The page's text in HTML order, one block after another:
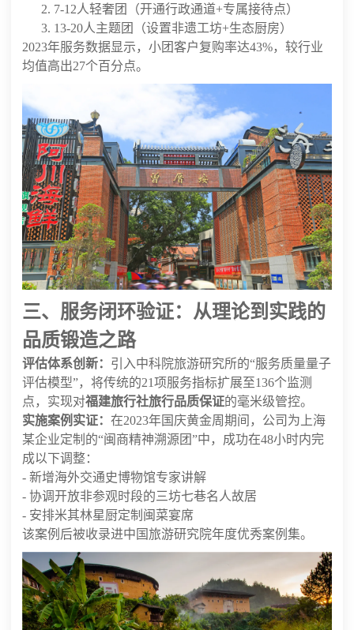
7-12人轻奢团（开通行政通道+专属接待点）
13-20人主题团（设置非遗工坊+生态厨房）
2023年服务数据显示，小团客户复购率达43%，较行业
均值高出27个百分点。
三、服务闭环验证：从理论到实践的
品质锻造之路
评估体系创新： 引入中科院旅游研究所的“服务质量量子
评估模型”，将传统的21项服务指标扩展至136个监测
点，实现对福建旅行社旅行品质保证的毫米级管控。
实施案例实证： 在2023年国庆黄金周期间，公司为上海
某企业定制的“闽商精神溯源团”中，成功在48小时内完
成以下调整：
- 新增海外交通史博物馆专家讲解
- 协调开放非参观时段的三坊七巷名人故居
- 安排米其林星厨定制闽菜宴席
该案例后被收录进中国旅游研究院年度优秀案例集。